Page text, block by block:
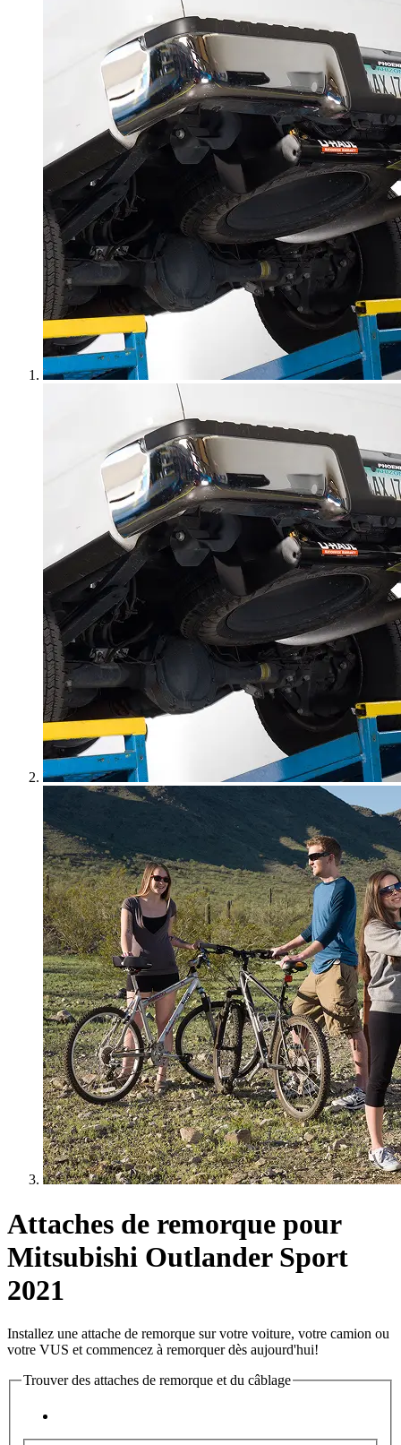
Attaches de remorque pour
Mitsubishi Outlander Sport
2021
Installez une attache de remorque sur votre voiture, votre camion ou
votre VUS et commencez à remorquer dès aujourd'hui!
Trouver des attaches de remorque et du câblage